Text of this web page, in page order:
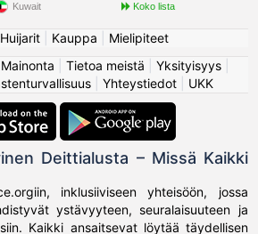
Kuwait Koko lista
Huijarit Kauppa
Mielipiteet
Mainonta Tietoa meistä Yksityisyys|
Yhteystiedot UKK
Deittialusta – Missä Kaikki
inklusiiviseen yhteisöön, jossa
ystävyyteen, seuralaisuuteen ja
Kaikki ansaitsevat löytää täydellisen